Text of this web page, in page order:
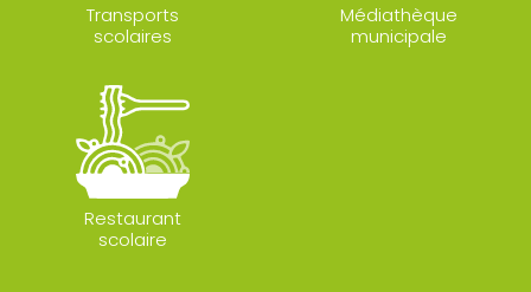
Transports
scolaires
Médiathèque
municipale
Restaurant
scolaire